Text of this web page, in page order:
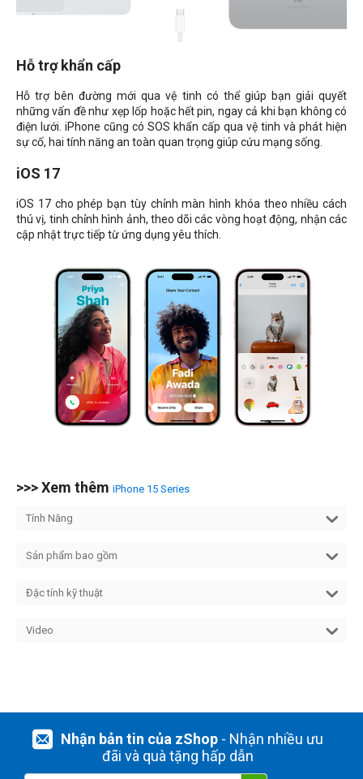
Hỗ trợ khẩn cấp
Hỗ trợ bên đường mới qua vệ tinh có thể giúp bạn giải quyết
những vấn đề như xẹp lốp hoặc hết pin, ngay cả khi bạn không có
điện lưới. iPhone cũng có SOS khẩn cấp qua vệ tinh và phát hiện
sự cố, hai tính năng an toàn quan trọng giúp cứu mạng sống.
iOS 17
iOS 17 cho phép bạn tùy chỉnh màn hình khóa theo nhiều cách
thú vị, tinh chỉnh hình ảnh, theo dõi các vòng hoạt động, nhận các
cập nhật trực tiếp từ ứng dụng yêu thích.
>>> Xem thêm iPhone 15 Series
Tính Năng
Sản phẩm bao gồm
Đặc tính kỹ thuật
Video
Nhận bản tin của zShop- Nhận nhiều ưu
đãi và quà tặng hấp dẫn